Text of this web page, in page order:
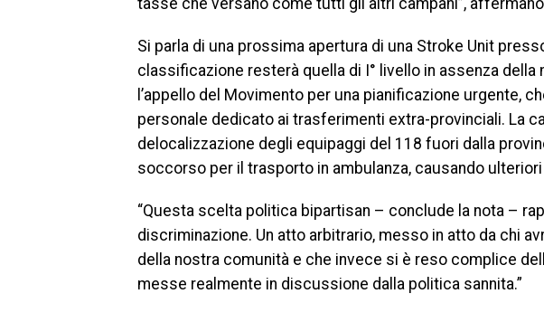
tasse che versano come tutti gli altri campani”,
Si parla di una prossima apertura di una Stroke Unit
classificazione resterà quella di I° livello in assenza della
l’appello del Movimento per una pianificazione urgente,
personale dedicato ai trasferimenti extra-provinciali. La
delocalizzazione degli equipaggi del 118 fuori dalla
soccorso per il trasporto in ambulanza, causando
“Questa scelta politica bipartisan – conclude la nota –
discriminazione. Un atto arbitrario, messo in atto da chi
della nostra comunità e che invece si è reso complice
messe realmente in discussione dalla politica sannita.”